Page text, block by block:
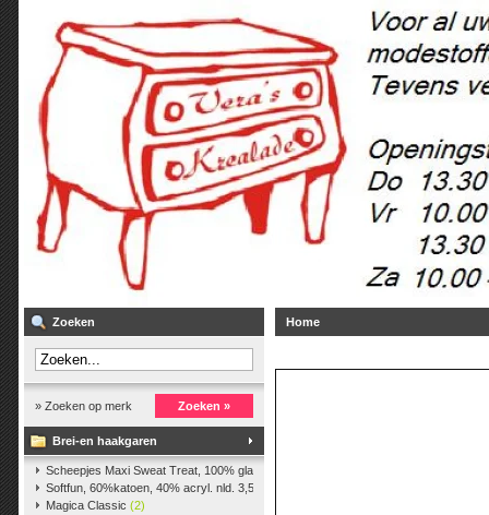
Zoeken
» Zoeken op merk Zoeken »
Brei-en haakgaren
Scheepjes Maxi Sweat Treat, 100% glanskatoen,25 gr.
Softfun, 60%katoen, 40% acryl. nld. 3,5-4. ca. 140m, 50 gr.
Magica Classic (2)
Home